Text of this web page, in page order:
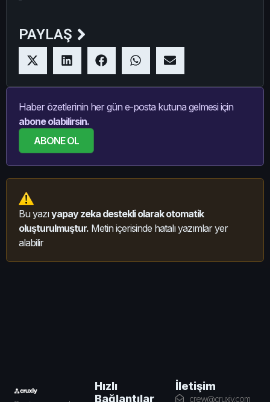
PAYLAŞ
Haber özetlerinin her gün e-posta kutuna gelmesi için
abone olabilirsin.
ABONE OL
Bu yazıyapay zeka destekli olarak otomatik
oluşturulmuştur. Metin içerisinde hatalı yazımlar yer
alabilir
Hızlı
Bağlantılar
İletişim
crew@cruxiy.com